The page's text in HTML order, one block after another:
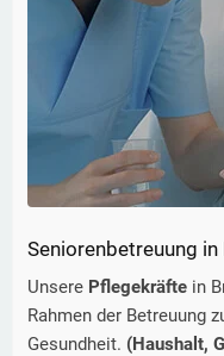
Seniorenbetreuung in
Unsere Pflegekräfte in
Rahmen der Betreuung
Gesundheit. (Haushalt,